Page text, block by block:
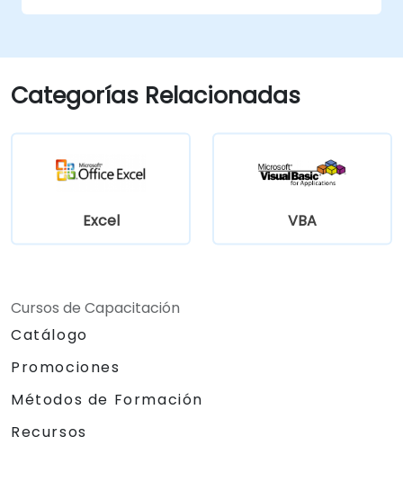
Categorías Relacionadas
Excel VBA
Cursos de Capacitación
Catálogo
Promociones
Métodos de Formación
Recursos